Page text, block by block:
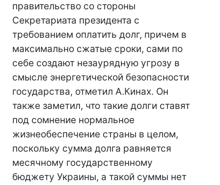
правительство со стороны
Секретариата президента с
требованием оплатить долг, причем в
максимально сжатые сроки, сами по
себе создают незаурядную угрозу в
смысле энергетической безопасности
государства, отметил А.Кинах. Он
также заметил, что такие долги ставят
под сомнение нормальное
жизнеобеспечение страны в целом,
поскольку сумма долга равняется
месячному государственному
бюджету Украины, а такой суммы нет